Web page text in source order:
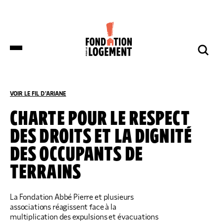
NOTRE ORGANISATION
NOTRE ORGANISATION
NOS COMPTES
IMPACTS ET SUCCÈS
IMPACTS ET SUCCÈS
LUTTER CONTRE L’HABITAT INDIGNE
DES DÉPUTÉS DE HUIT GROUPES
POLITIQUES DÉPOSENT UNE
PROPOSITION DE LOI SUR LES
LOGEMENTS BOUILLOIRES INITIÉE PAR
LA FONDATION POUR LE LOGEMENT
NOS PUBLICATIONS
NOUS SOUTENIR
DON RÉGULIER
DON PONCTUEL
TRANSMETTRE SON PATRIMOINE
VOIR LE FIL D'ARIANE
ACCUEIL COMPRENDRE ET S’INFORMER
CHARTE POUR LE RESPECT
DES DROITS ET LA DIGNITÉ
DES OCCUPANTS DE
TERRAINS
La Fondation Abbé Pierre et plusieurs
associations réagissent face à la
multiplication des expulsions et évacuations